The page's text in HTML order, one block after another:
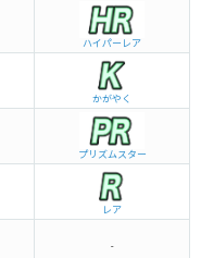
ハイパーレア
かがやく
プリズムスター
レア
-